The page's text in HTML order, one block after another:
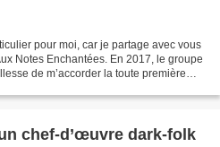
pour moi, car je partage avec vous
Notes Enchantées. En 2017, le groupe
de m’accorder la toute première
chef-d’œuvre dark-folk